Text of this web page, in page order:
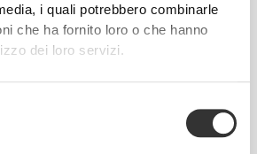
i quali potrebbero combinarle
che ha fornito loro o che hanno
dei loro servizi.
CHF 12.90